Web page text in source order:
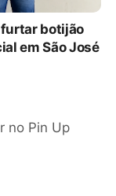
furtar botijão
em São José